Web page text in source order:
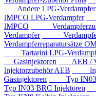
Andere LPG-Verdampfer
IMPCO LPG-Verdampfer
IMPCO
Verdampfer
Verdampferreparatursätze
Tartarini LPG-
Gasinjektoren
AEB /
Injektorzubehör AEB
Gasinjektoren
Typ IN03
Typ IN03 BRC Injektoren